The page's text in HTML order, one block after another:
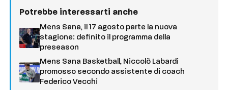
Potrebbe interessarti anche
Mens Sana, il 17 agosto parte la nuova
stagione: definito il programma della
preseason
Mens Sana Basketball, Niccolò Labardi
promosso secondo assistente di coach
Federico Vecchi